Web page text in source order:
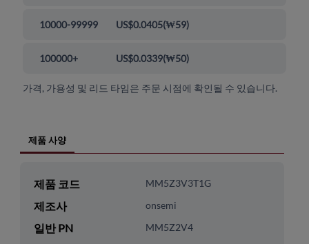
10000-99999 US$0.0405(₩59)
100000+ US$0.0339(₩50)
가격, 가용성 및 리드 타임은 주문 시점에 확인될 수 있습니다.
제품 사양
제품 코드 MM5Z3V3T1G
제조사 onsemi
일반 PN MM5Z2V4